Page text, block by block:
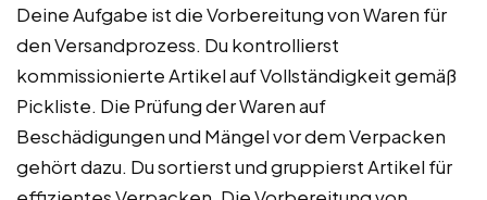
Deine Aufgabe ist die Vorbereitung von Waren für
den Versandprozess. Du kontrollierst
kommissionierte Artikel auf Vollständigkeit gemäß
Pickliste. Die Prüfung der Waren auf
Beschädigungen und Mängel vor dem Verpacken
gehört dazu. Du sortierst und gruppierst Artikel für